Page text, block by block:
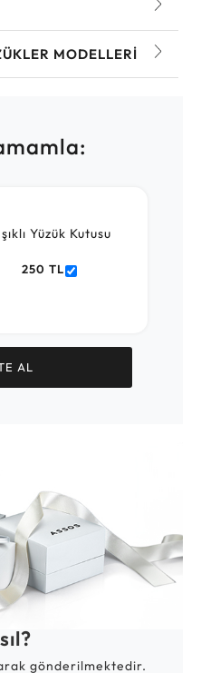
MODELLERI
Yüzük Kutusu
250 TL
AL
gönderilmektedir.